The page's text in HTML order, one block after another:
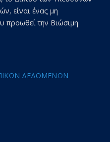
είναι ένας μη
προωθεί την Βιώσιμη
ΔΕΔΟΜΕΝΩΝ